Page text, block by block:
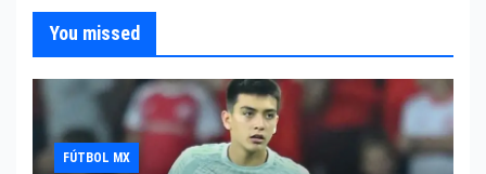
You missed
FÚTBOL MX